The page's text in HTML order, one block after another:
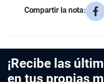
Compartir la nota:
¡Recibe las
en tus propias